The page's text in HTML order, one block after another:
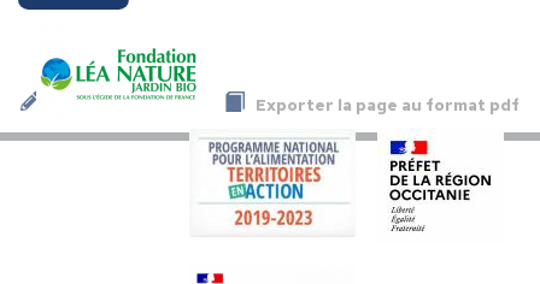
Exporter la page au format pdf